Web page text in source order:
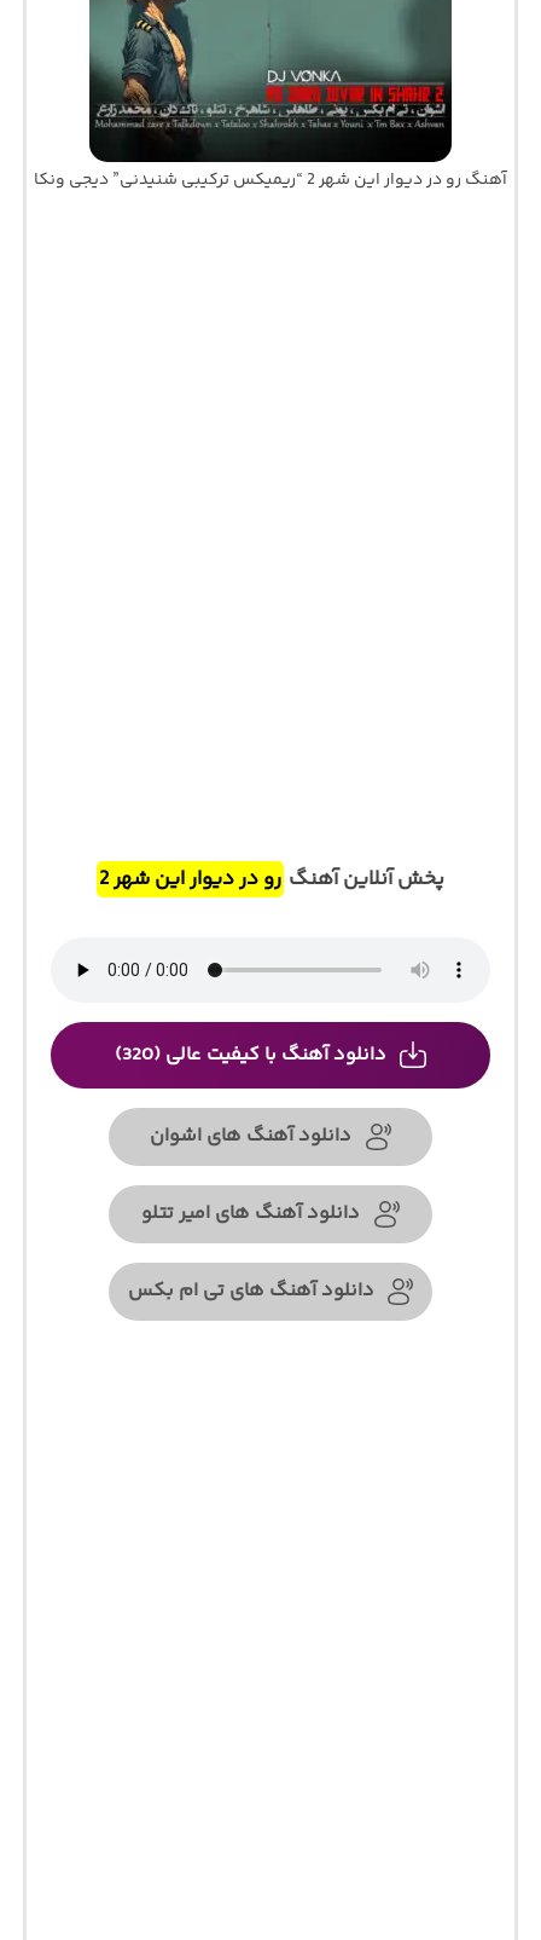
آهنگ رو در دیوار این شهر 2 “ریمیکس ترکیبی شنیدنی” دیجی ونکا
پخش آنلاین آهنگ رو در دیوار این شهر 2
دانلود آهنگ با کیفیت عالی (320)
دانلود آهنگ های اشوان
دانلود آهنگ های امیر تتلو
دانلود آهنگ های تی ام بکس